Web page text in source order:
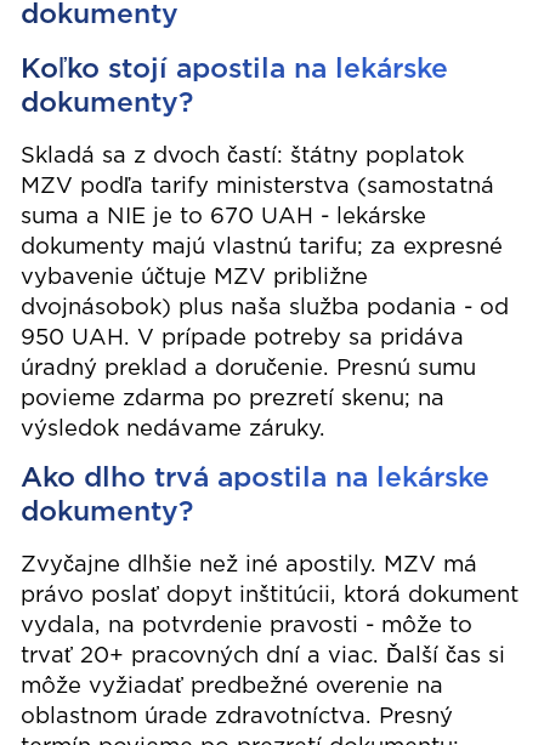
dokumenty
Koľko stojí apostila na lekárske
dokumenty?
Skladá sa z dvoch častí: štátny poplatok
MZV podľa tarify ministerstva (samostatná
suma a NIE je to 670 UAH - lekárske
dokumenty majú vlastnú tarifu; za expresné
vybavenie účtuje MZV približne
dvojnásobok) plus naša služba podania - od
950 UAH. V prípade potreby sa pridáva
úradný preklad a doručenie. Presnú sumu
povieme zdarma po prezretí skenu; na
výsledok nedávame záruky.
Ako dlho trvá apostila na lekárske
dokumenty?
Zvyčajne dlhšie než iné apostily. MZV má
právo poslať dopyt inštitúcii, ktorá dokument
vydala, na potvrdenie pravosti - môže to
trvať 20+ pracovných dní a viac. Ďalší čas si
môže vyžiadať predbežné overenie na
oblastnom úrade zdravotníctva. Presný